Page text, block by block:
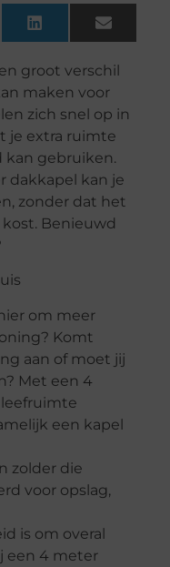
LinkedIn Email
groot verschil
maken voor
zich snel op in
je extra ruimte
kan gebruiken.
dakkapel kan je
zonder dat het
Benieuwd
om meer
Komt
aan of moet jij
Met een 4
een kapel
zolder die
voor opslag,
is om overal
een 4 meter